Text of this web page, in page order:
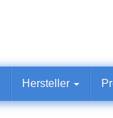
Hersteller